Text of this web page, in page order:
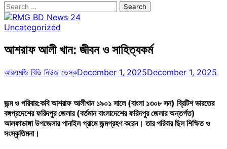
Search
for:
Uncategorized
আশরাফ আলী খান: জীবন ও সাহিত্যকর্ম
আরএমজি বিডি নিউজ ডেস্কDecember 1, 2025December 1, 2025
জন্ম ও পরিবার:কবি আশরাফ আলীখান ১৯০১ সালে (বাংলা ১৩০৮ সন) ব্রিটিশ ভারতের
বঙ্গপ্রদেশের ফরিদপুর জেলার (বর্তমান বাংলাদেশের ফরিদপুর জেলার অন্তর্গত)
আলফাডাঙ্গা উপজেলার পানাইল গ্রামে জন্মগ্রহণ করেন। তার পরিবার ছিল শিক্ষিত ও
সংস্কৃতিমনা।